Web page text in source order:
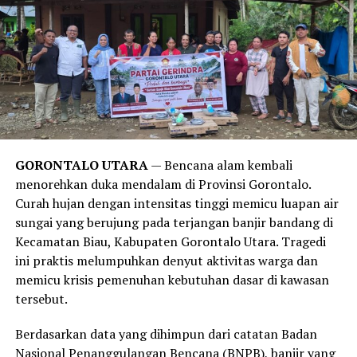
dalam tubuh.
Temuan ini juga sejalan dengan publikasi medis dari
Harvard Health Publishing. Laporan tersebut
menegaskan bahwa obsesi manusia modern untuk mandi
setiap hari lebih didorong oleh norma sosial, kebiasaan,
serta strategi pemasaran industri sabun kecantikan,
alih-alih kebutuhan medis yang sesungguhnya. Sistem
kotoran dan bakteri dalam jumlah wajar untuk
merangsang antibodi agar tetap kuat.
Meski demikian, anjuran untuk mandi 2-3 kali seminggu
ini memiliki pengecualian. Melansir data tambahan dari
Healthline , mereka yang rutin melakukan olahraga
berat, bekerja di luar ruangan yang bersinggungan
langsung dengan kotoran, atau memiliki kondisi medis
setiap hari.
GORONTALO UTARA— Bencana alam kembali
menorehkan duka mendalam di Provinsi Gorontalo.
Curah hujan dengan intensitas tinggi memicu luapan air
sungai yang berujung pada terjangan banjir bandang di
Kecamatan Biau, Kabupaten Gorontalo Utara. Tragedi
ini praktis melumpuhkan denyut aktivitas warga dan
memicu krisis pemenuhan kebutuhan dasar di kawasan
tersebut.
Berdasarkan data yang dihimpun dari catatan Badan
Nasional Penanggulangan Bencana (BNPB), banjir yang